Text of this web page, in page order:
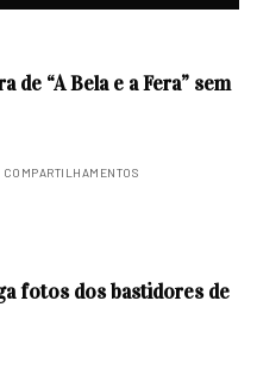
de “A Bela e a Fera” sem
COMPARTILHAMENTOS
fotos dos bastidores de